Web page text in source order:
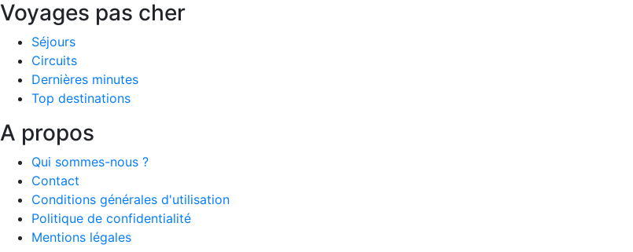
Voyages pas cher
Séjours
Circuits
Dernières minutes
Top destinations
A propos
Qui sommes-nous ?
Contact
Conditions générales d'utilisation
Politique de confidentialité
Mentions légales